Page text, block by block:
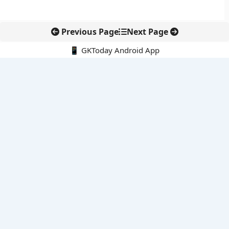
Previous Page Next Page
📱 GKToday Android App